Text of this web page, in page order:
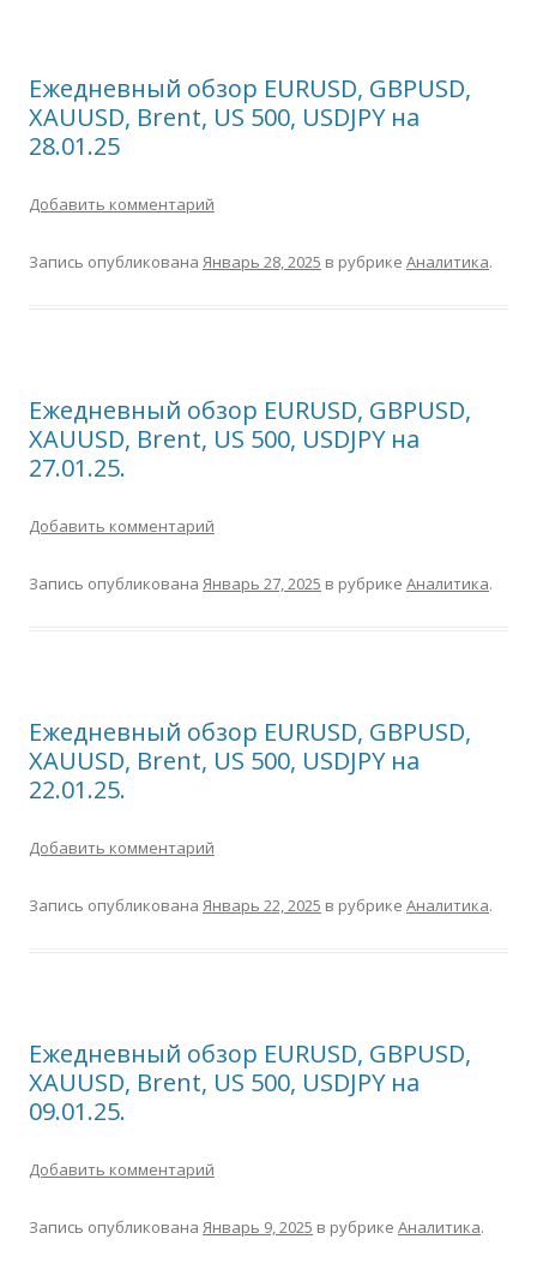
Ежедневный обзор EURUSD, GBPUSD,
XAUUSD, Brent, US 500, USDJPY на
28.01.25
Добавить комментарий
Запись опубликована Январь 28, 2025 в рубрике Аналитика.
Ежедневный обзор EURUSD, GBPUSD,
XAUUSD, Brent, US 500, USDJPY на
27.01.25.
Добавить комментарий
Запись опубликована Январь 27, 2025 в рубрике Аналитика.
Ежедневный обзор EURUSD, GBPUSD,
XAUUSD, Brent, US 500, USDJPY на
22.01.25.
Добавить комментарий
Запись опубликована Январь 22, 2025 в рубрике Аналитика.
Ежедневный обзор EURUSD, GBPUSD,
XAUUSD, Brent, US 500, USDJPY на
09.01.25.
Добавить комментарий
Запись опубликована Январь 9, 2025 в рубрике Аналитика.